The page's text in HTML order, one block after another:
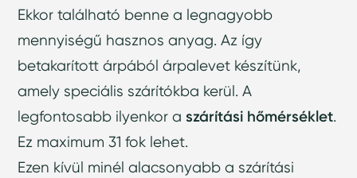
Ekkor található benne a legnagyobb
mennyiségű hasznos anyag. Az így
betakarított árpából árpalevet készítünk,
amely speciális szárítókba kerül. A
legfontosabb ilyenkor aszárítási hőmérséklet.
Ez maximum 31 fok lehet.
Ezen kívül minél alacsonyabb a szárítási